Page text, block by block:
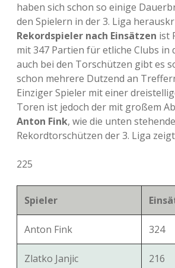
haben sich schon so einige
den Spielern in der 3. Liga
Rekordspieler nach Einsätzen ist
mit 347 Partien für etliche Clubs in
auch bei den Torschützen gibt es
schon mehrere Dutzend an
Einziger Spieler mit einer
Toren ist jedoch der mit großem
Anton Fink, wie die unten
Rekordtorschützen der 3. Liga
225
Spieler
Anton Fink 324
Zlatko Janjic 216